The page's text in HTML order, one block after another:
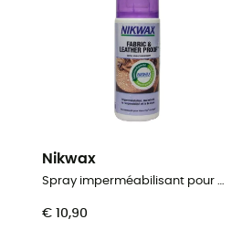
Nikwax
Spray imperméabilisant pour chaussures en tissu ou cuir
€ 10,90